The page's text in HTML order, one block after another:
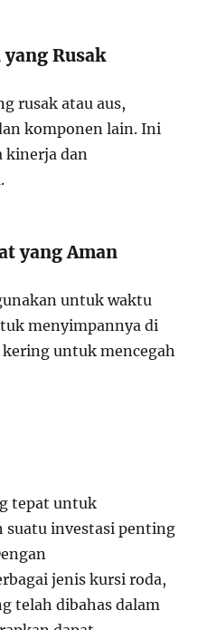
Rusak
rusak atau aus,
komponen lain. Ini
kinerja dan
yang Aman
untuk waktu
menyimpannya di
untuk mencegah
tepat untuk
suatu investasi penting
jenis kursi roda,
telah dibahas dalam